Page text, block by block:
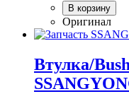
В корзину
Оригинал
Втулка/